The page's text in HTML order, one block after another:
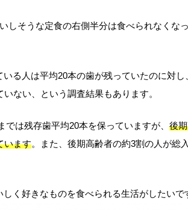
しそうな定食の右側半分は食べられなくな
る人は平均20本の歯が残っていたのに対し
ない、という調査結果もあります。
は残存歯平均20本を保っていますが、 後
います。また、後期高齢者の約3割の人が総
く好きなものを食べられる生活がしたいで